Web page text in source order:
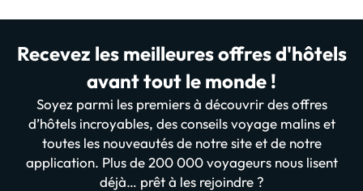
Recevez les meilleures offres d'hôtels
avant tout le monde !
Soyez parmi les premiers à découvrir des offres
d’hôtels incroyables, des conseils voyage malins et
toutes les nouveautés de notre site et de notre
application. Plus de 200 000 voyageurs nous lisent
déjà… prêt à les rejoindre ?